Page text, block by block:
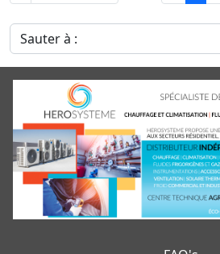
Sauter à :